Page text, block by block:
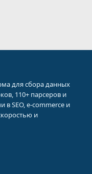
для сбора данных
110+ парсеров и
в SEO, e-commerce и
и